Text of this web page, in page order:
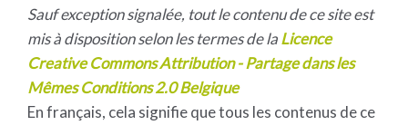
Sauf exception signalée, tout le contenu de ce site est
mis à disposition selon les termes de laLicence
Creative Commons Attribution - Partage dans les
Mêmes Conditions 2.0 Belgique
En français, cela signifie que tous les contenus de ce